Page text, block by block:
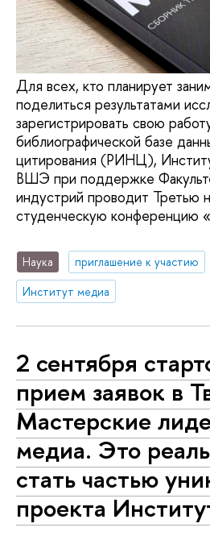
Для всех, кто планирует
поделиться результатами
зарегистрировать свою
библиографической базе
цитирования (РИНЦ),
ВШЭ при поддержке
индустрий проводит Третью
студенческую конференцию
Наука
приглашение к участию
Институт медиа
2 сентября
прием заявок в
Мастерские
медиа. Это
стать частью
проекта